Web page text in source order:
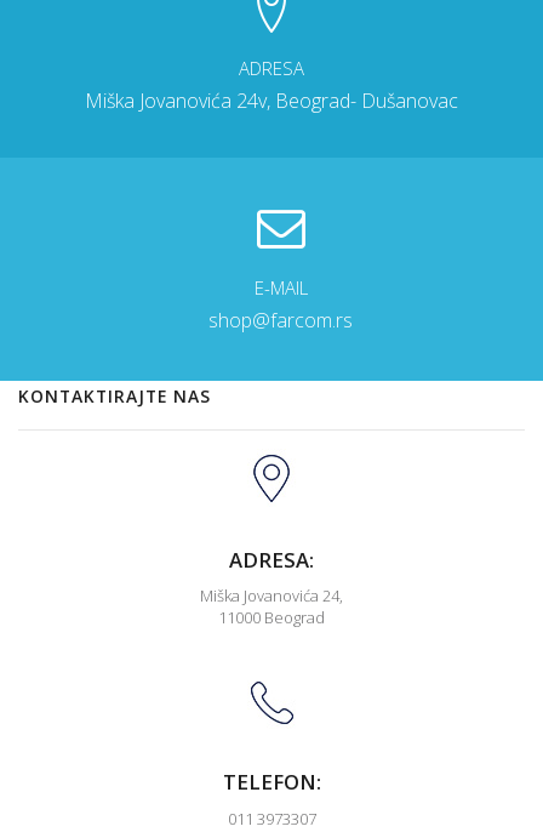
ADRESA
Miška Jovanovića 24v, Beograd- Dušanovac
E-MAIL
shop@farcom.rs
KONTAKTIRAJTE NAS
ADRESA:
Miška Jovanovića 24,
11000 Beograd
TELEFON:
011 3973307